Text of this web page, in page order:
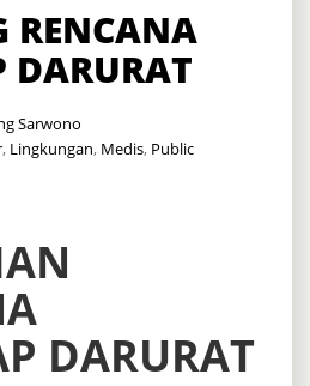
RENCANA
DARURAT
Sarwono
, Lingkungan, Medis, Public
DARURAT